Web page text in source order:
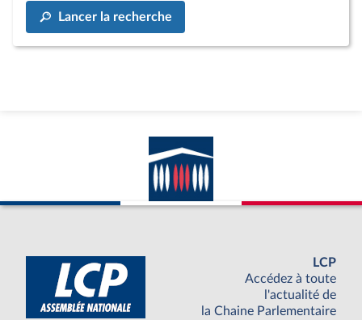
Lancer la recherche
LCP
Accédez à toute
l'actualité de
la Chaine Parlementaire